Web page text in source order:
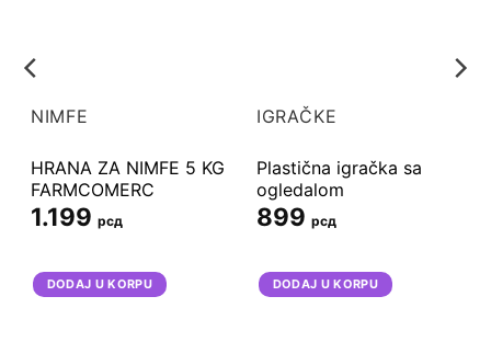
NIMFE
HRANA ZA NIMFE 5 KG
FARMCOMERC
1.199 рсд
DODAJ U KORPU
IGRAČKE
Plastična igračka sa
ogledalom
899 рсд
DODAJ U KORPU